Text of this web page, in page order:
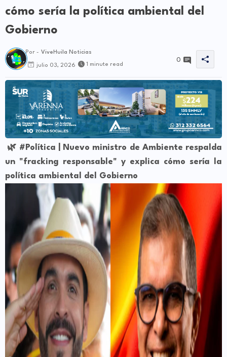
cómo sería la política ambiental del
Gobierno
Por - ViveHuila Noticias
julio 03, 2026 1 minute read
0
🌿 #Política | Nuevo ministro de Ambiente respalda
un "fracking responsable" y explica cómo sería la
política ambiental del Gobierno